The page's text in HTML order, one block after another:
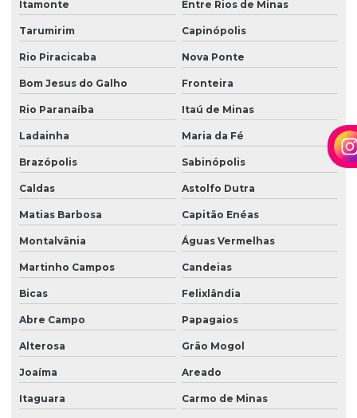
Itamonte Entre Rios de Minas
Tarumirim Capinópolis
Rio Piracicaba Nova Ponte
Bom Jesus do Galho Fronteira
Rio Paranaíba Itaú de Minas
Ladainha Maria da Fé
Brazópolis Sabinópolis
Caldas Astolfo Dutra
Matias Barbosa Capitão Enéas
Montalvânia Águas Vermelhas
Martinho Campos Candeias
Bicas Felixlândia
Abre Campo Papagaios
Alterosa Grão Mogol
Joaíma Areado
Itaguara Carmo de Minas